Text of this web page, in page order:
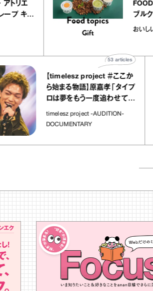
リー アトリエ
ルクレープ キャ
【timelesz project ＃ここか
ら始まる物語】原嘉孝「タイプ
ロは夢をもう一度追わせてく
timelesz project -AUDITION-
DOCUMENTARY
articles